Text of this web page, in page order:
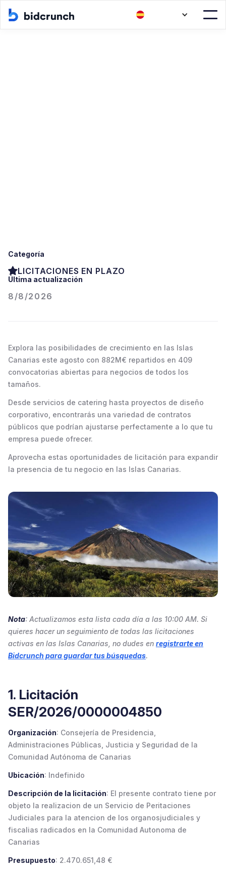
Categoría
LICITACIONES EN PLAZO
Última actualización
8/8/2026
Explora las posibilidades de crecimiento en las Islas
Canarias este agosto con 882M€ repartidos en 409
convocatorias abiertas para negocios de todos los
tamaños.
Desde servicios de catering hasta proyectos de diseño
corporativo, encontrarás una variedad de contratos
públicos que podrían ajustarse perfectamente a lo que tu
empresa puede ofrecer.
Aprovecha estas oportunidades de licitación para expandir
la presencia de tu negocio en las Islas Canarias.
Nota: Actualizamos esta lista cada día a las 10:00 AM. Si
quieres hacer un seguimiento de todas las licitaciones
activas en las Islas Canarias, no dudes en registrarte en
Bidcrunch para guardar tus búsquedas.
1. Licitación
SER/2026/0000004850
Organización: Consejería de Presidencia,
Administraciones Públicas, Justicia y Seguridad de la
Comunidad Autónoma de Canarias
Ubicación: Indefinido
Descripción de la licitación: El presente contrato tiene por
objeto la realizacion de un Servicio de Peritaciones
Judiciales para la atencion de los organosjudiciales y
fiscalias radicados en la Comunidad Autonoma de
Canarias
Presupuesto: 2.470.651,48 €